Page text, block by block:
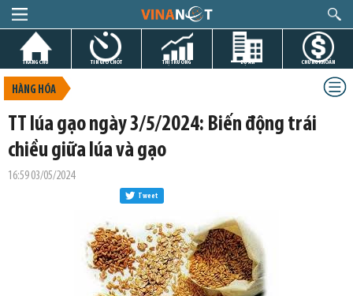
TRANG CHỦ TIN GIỜ CHÓT THỊ TRƯỜNG DỰ ÁN CHỨNG KHOÁN
HÀNG HÓA
TT lúa gạo ngày 3/5/2024: Biến động trái
chiều giữa lúa và gạo
16:59 03/05/2024
Tweet